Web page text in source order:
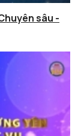
sâu -